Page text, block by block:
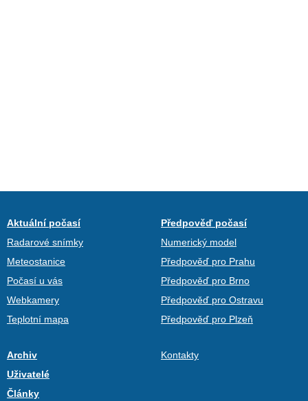
Aktuální počasí
Radarové snímky
Meteostanice
Počasí u vás
Webkamery
Teplotní mapa
Předpověď počasí
Numerický model
Předpověď pro Prahu
Předpověď pro Brno
Předpověď pro Ostravu
Předpověď pro Plzeň
Archiv
Uživatelé
Články
Kontakty